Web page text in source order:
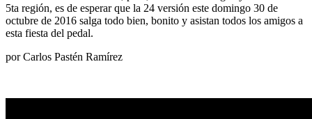
5ta región, es de esperar que la 24 versión este domingo 30 de
octubre de 2016 salga todo bien, bonito y asistan todos los amigos a
esta fiesta del pedal.
por Carlos Pastén Ramírez